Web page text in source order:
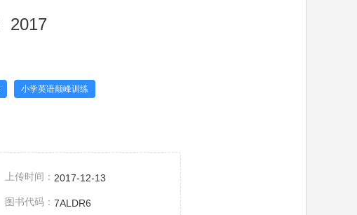
2017
小学英语颠峰训练
上传时间： 2017-12-13
图书代码： 7ALDR6